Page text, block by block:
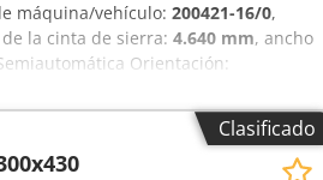
máquina/vehículo: 200421-16/0,
la cinta de sierra: 4.640 mm, ancho
Orientación:
mm Longitud de la hoja de
sierra: 1,1 mm DETALLES DE LA
Sujeción de la pieza:
para el transporte: 1 unidad
Clasificado